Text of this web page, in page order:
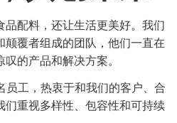
配料，还让生活更美好。我们
覆者组成的团队，他们一直在
的产品和解决方案。
员工，热衷于和我们的客户、合
重视多样性、包容性和可持续